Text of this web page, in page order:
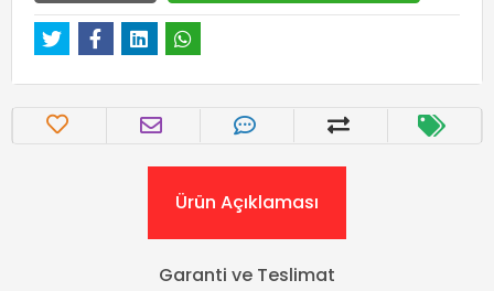
Ürün Açıklaması
Garanti ve Teslimat